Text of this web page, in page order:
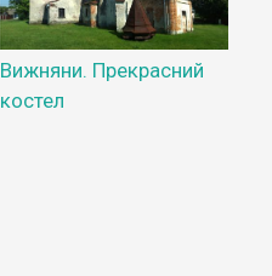
Вижняни. Прекрасний
костел